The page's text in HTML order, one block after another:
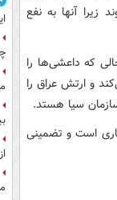
زیرا آنها به نفع
که داعشی‌ها را
و ارتش عراق را
سیا هستد.
است و تضمینی